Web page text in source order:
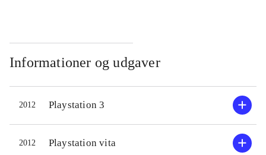
Informationer og udgaver
2012 Playstation 3
2012 Playstation vita